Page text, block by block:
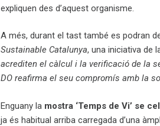
expliquen des d’aquest organisme.
A més, durant el tast també es podran
Sustainable Catalunya, una iniciativa de
acrediten el càlcul i la verificació de la
DO reafirma el seu compromís amb la
Enguany la mostra ‘Temps de Vi’ se
ja és habitual arriba carregada d’una